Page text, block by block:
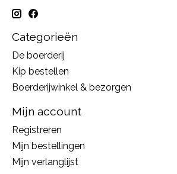
Categorieën
De boerderij
Kip bestellen
Boerderijwinkel & bezorgen
Mijn account
Registreren
Mijn bestellingen
Mijn verlanglijst